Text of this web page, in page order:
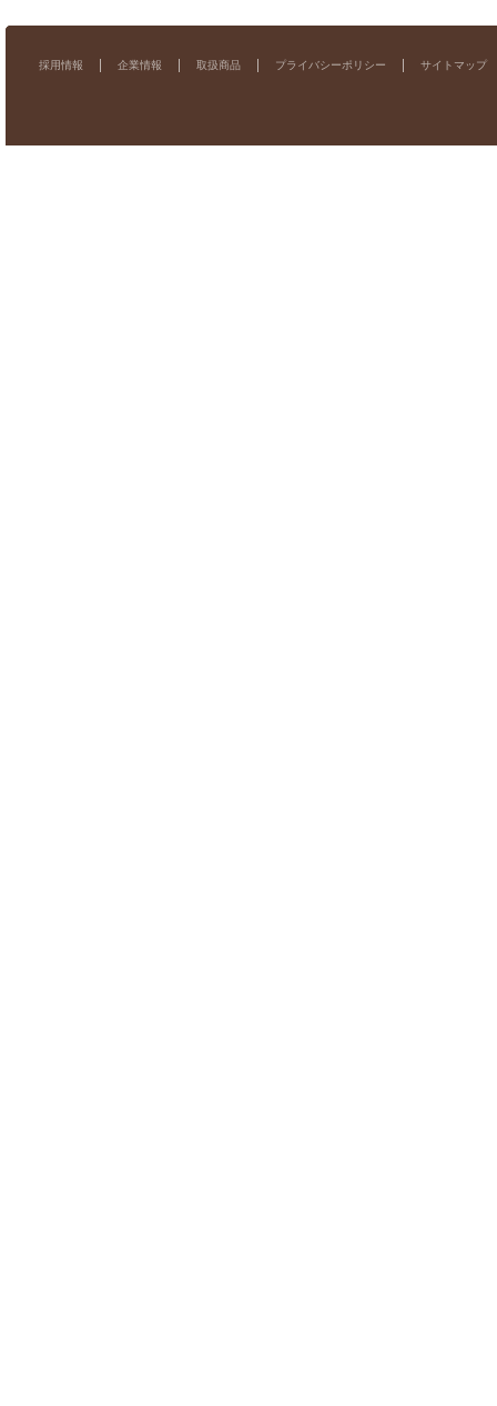
採用情報 企業情報 取扱商品 プライバシーポリシー サイトマップ